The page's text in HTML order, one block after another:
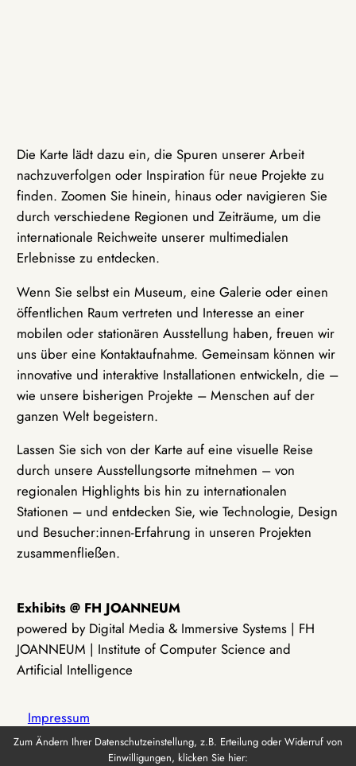
Die Karte lädt dazu ein, die Spuren unserer Arbeit
nachzuverfolgen oder Inspiration für neue Projekte zu
finden. Zoomen Sie hinein, hinaus oder navigieren Sie
durch verschiedene Regionen und Zeiträume, um die
internationale Reichweite unserer multimedialen
Erlebnisse zu entdecken.
Wenn Sie selbst ein Museum, eine Galerie oder einen
öffentlichen Raum vertreten und Interesse an einer
mobilen oder stationären Ausstellung haben, freuen wir
uns über eine Kontaktaufnahme. Gemeinsam können wir
innovative und interaktive Installationen entwickeln, die –
wie unsere bisherigen Projekte – Menschen auf der
ganzen Welt begeistern.
Lassen Sie sich von der Karte auf eine visuelle Reise
durch unsere Ausstellungsorte mitnehmen – von
regionalen Highlights bis hin zu internationalen
Stationen – und entdecken Sie, wie Technologie, Design
und Besucher:innen-Erfahrung in unseren Projekten
zusammenfließen.
Exhibits @ FH JOANNEUM
powered by Digital Media & Immersive Systems | FH
JOANNEUM | Institute of Computer Science and
Artificial Intelligence
Impressum
Zum Ändern Ihrer Datenschutzeinstellung, z.B. Erteilung oder Widerruf von
Einwilligungen, klicken Sie hier: